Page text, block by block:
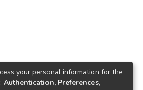
your personal information for the
Authentication, Preferences,